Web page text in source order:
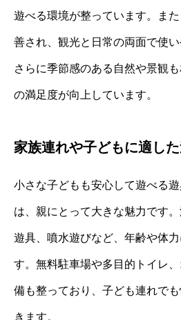
遊べる環境が整っています。ま
善され、観光と日常の両面で使い
さらに季節感のある自然や景観
の満足度が向上しています。
家族連れや子どもに適し
小さな子どもも安心して遊べる
は、親にとって大きな魅力です
遊具、噴水遊びなど、年齢や体
す。無料駐車場や多目的トイレ
備も整っており、子ども連れで
きます。